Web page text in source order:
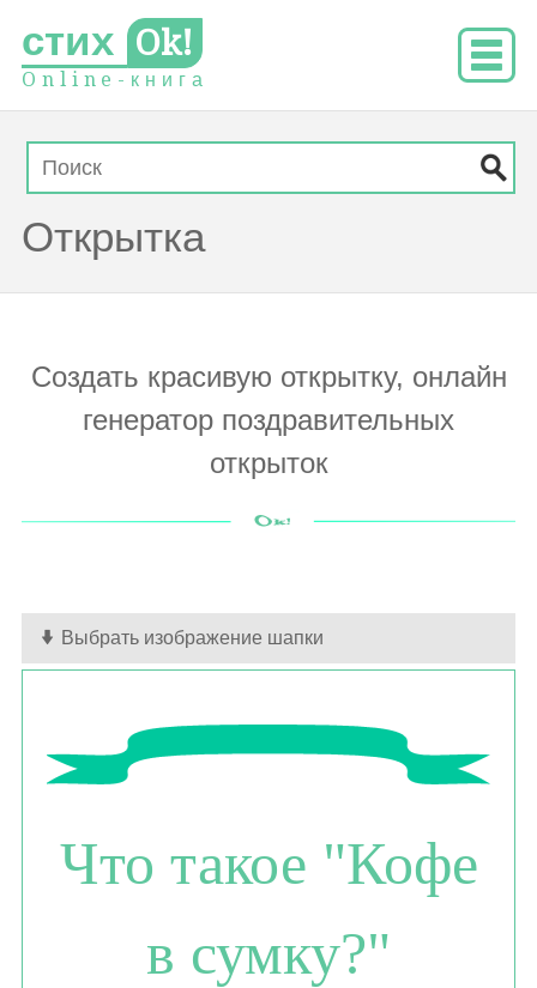
стих Ok!
O n l i n e - к н и г а
Открытка
Создать красивую открытку, онлайн
генератор поздравительных
открыток
Выбрать изображение шапки
Что такое "Кофе
в сумку?"